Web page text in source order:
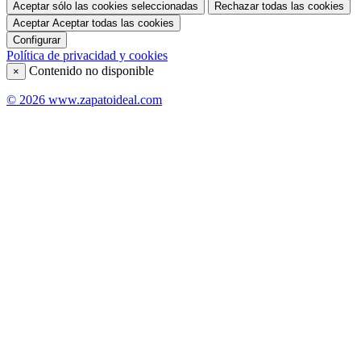
Aceptar sólo las cookies seleccionadas
Rechazar todas las cookies
Aceptar Aceptar todas las cookies
Configurar
Política de privacidad y cookies
× Contenido no disponible
© 2026 www.zapatoideal.com